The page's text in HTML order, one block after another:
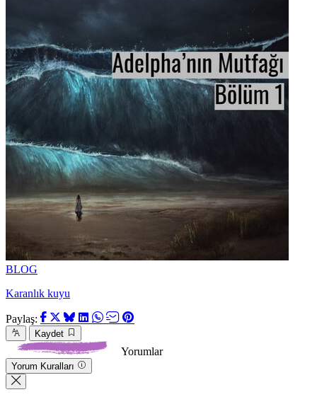
BLOG
Karanlık kuyu
Paylaş:
Kaydet
Yorumlar
Yorum Kuralları